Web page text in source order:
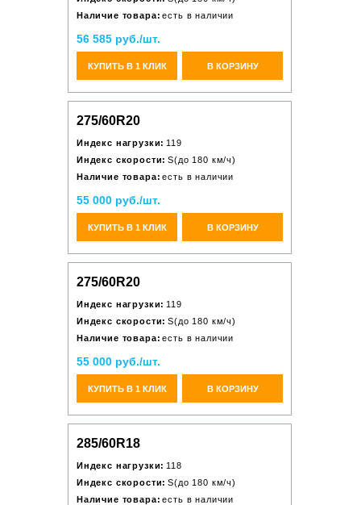
Наличие товара: есть в наличии
56 585 руб./шт.
КУПИТЬ В 1 КЛИК В КОРЗИНУ
275/60R20
Индекс нагрузки: 119
Индекс скорости: S(до 180 км/ч)
Наличие товара: есть в наличии
55 000 руб./шт.
КУПИТЬ В 1 КЛИК В КОРЗИНУ
275/60R20
Индекс нагрузки: 119
Индекс скорости: S(до 180 км/ч)
Наличие товара: есть в наличии
55 000 руб./шт.
КУПИТЬ В 1 КЛИК В КОРЗИНУ
285/60R18
Индекс нагрузки: 118
Индекс скорости: S(до 180 км/ч)
Наличие товара: есть в наличии